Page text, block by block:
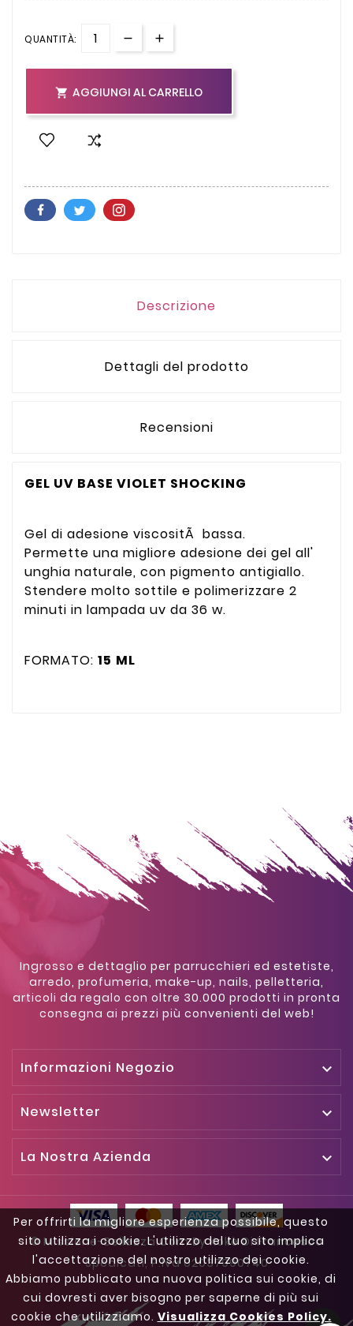
Per offrirti la migliore esperienza possibile, questo
sito utilizza i cookie. L'utilizzo del tuo sito implica
l'accettazione del nostro utilizzo dei cookie.
Abbiamo pubblicato una nuova politica sui cookie, di
cui dovresti aver bisogno per saperne di più sui
cookie che utilizziamo. Visualizza Cookies Policy.
QUANTITÀ:
 AGGIUNGI AL CARRELLO
Descrizione
Dettagli del prodotto
Recensioni
GEL UV BASE VIOLET SHOCKING
Gel di adesione viscositÃ bassa.
Permette una migliore adesione dei gel all'
unghia naturale, con pigmento antigiallo.
Stendere molto sottile e polimerizzare 2
minuti in lampada uv da 36 w.
FORMATO: 15 ML
Ingrosso e dettaglio per parrucchieri ed estetiste,
arredo, profumeria, make-up, nails, pelletteria,
articoli da regalo con oltre 30.000 prodotti in pronta
consegna ai prezzi più convenienti del web!
Informazioni Negozio 
Newsletter 
La Nostra Azienda 
© Missione-Bellezza.com By Kokè Di Francesco
Spedicati, P.iva 02037990740